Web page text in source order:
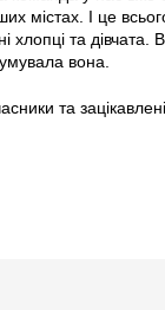
містах. І це
та дівчата.
вона.
та